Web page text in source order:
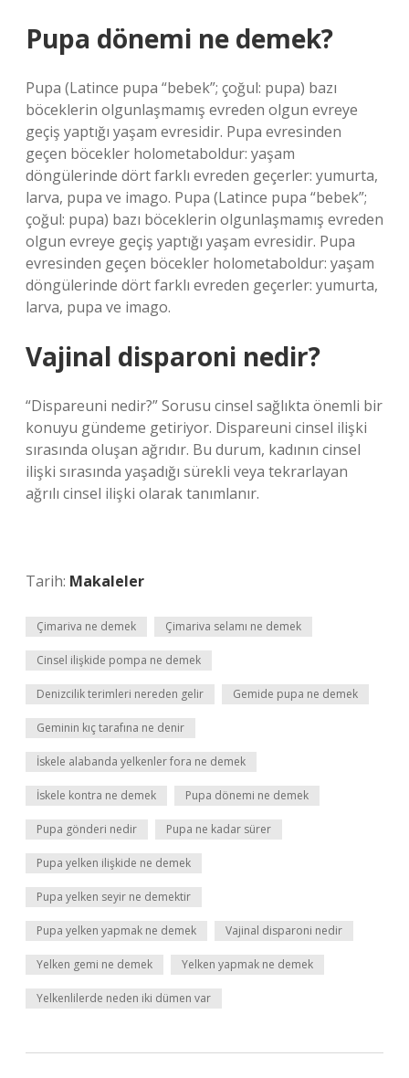
Pupa dönemi ne demek?
Pupa (Latince pupa “bebek”; çoğul: pupa) bazı
böceklerin olgunlaşmamış evreden olgun evreye
geçiş yaptığı yaşam evresidir. Pupa evresinden
geçen böcekler holometaboldur: yaşam
döngülerinde dört farklı evreden geçerler: yumurta,
larva, pupa ve imago. Pupa (Latince pupa “bebek”;
çoğul: pupa) bazı böceklerin olgunlaşmamış evreden
olgun evreye geçiş yaptığı yaşam evresidir. Pupa
evresinden geçen böcekler holometaboldur: yaşam
döngülerinde dört farklı evreden geçerler: yumurta,
larva, pupa ve imago.
Vajinal disparoni nedir?
“Dispareuni nedir?” Sorusu cinsel sağlıkta önemli bir
konuyu gündeme getiriyor. Dispareuni cinsel ilişki
sırasında oluşan ağrıdır. Bu durum, kadının cinsel
ilişki sırasında yaşadığı sürekli veya tekrarlayan
ağrılı cinsel ilişki olarak tanımlanır.
Tarih: Makaleler
Çimariva ne demek Çimariva selamı ne demek
Cinsel ilişkide pompa ne demek
Denizcilik terimleri nereden gelir Gemide pupa ne demek
Geminin kıç tarafına ne denir
İskele alabanda yelkenler fora ne demek
İskele kontra ne demek Pupa dönemi ne demek
Pupa gönderi nedir Pupa ne kadar sürer
Pupa yelken ilişkide ne demek
Pupa yelken seyir ne demektir
Pupa yelken yapmak ne demek Vajinal disparoni nedir
Yelken gemi ne demek Yelken yapmak ne demek
Yelkenlilerde neden iki dümen var